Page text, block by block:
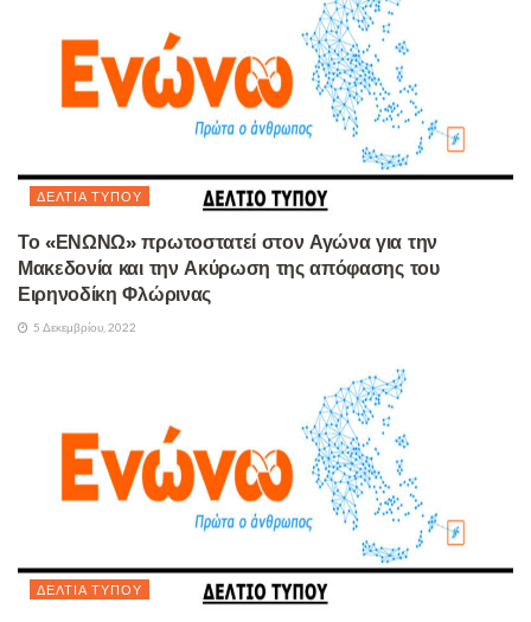
ΔΕΛΤΊΑ ΤΎΠΟΥ
Το «ΕΝΩΝΩ» πρωτοστατεί στον Αγώνα για την
Μακεδονία και την Ακύρωση της απόφασης του
Ειρηνοδίκη Φλώρινας
5 Δεκεμβρίου, 2022
ΔΕΛΤΊΑ ΤΎΠΟΥ